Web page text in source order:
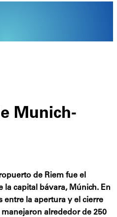
Munich-
de Riem fue el
capital bávara, Múnich. En
entre la apertura y el cierre
alrededor de 250